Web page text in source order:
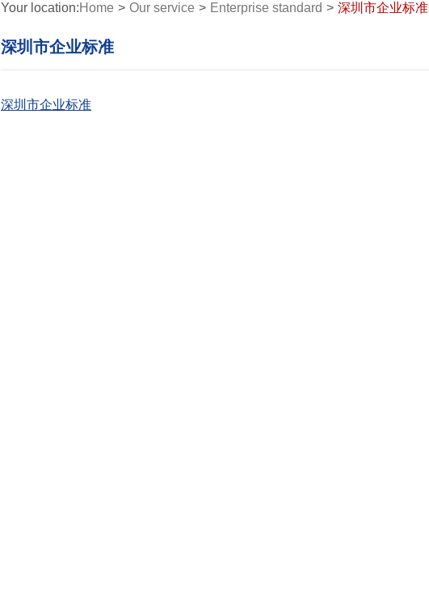
Your location:Home > Our service > Enterprise standard > 深圳市企业标准
深圳市企业标准
深圳市企业标准